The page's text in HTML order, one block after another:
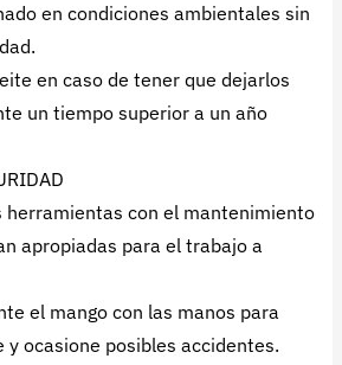
en condiciones ambientales sin
en caso de tener que dejarlos
un tiempo superior a un año
herramientas con el mantenimiento
apropiadas para el trabajo a
el mango con las manos para
ocasione posibles accidentes.